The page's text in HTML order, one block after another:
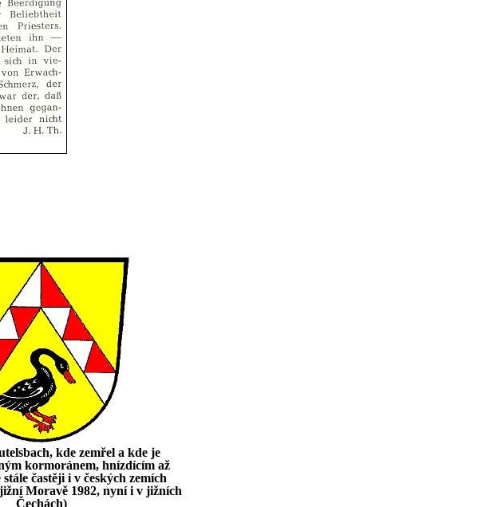
kde zemřel a kde je
kormoránem, hnízdícím až
častěji i v českých zemích
Moravě 1982, nyní i v jižních
Čechách)